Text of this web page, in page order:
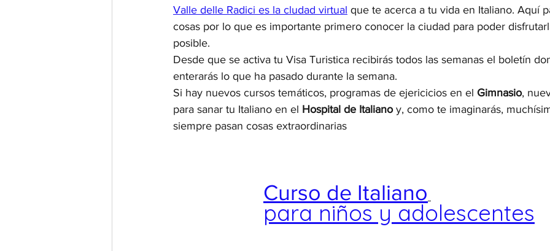
Valle delle Radici es la cludad virtual que te acerca a tu vida en Italiano. Aquí
cosas por lo que es importante primero conocer la ciudad para poder
posible.
Desde que se activa tu Visa Turistica recibirás todos las semanas el boletín
enterarás lo que ha pasado durante la semana.
Si hay nuevos cursos temáticos, programas de ejericicios en el Gimnasio,
para sanar tu Italiano en el Hospital de Italiano y, como te imaginarás,
siempre pasan cosas extraordinarias
Curso de Italiano
para niños y adolescentes